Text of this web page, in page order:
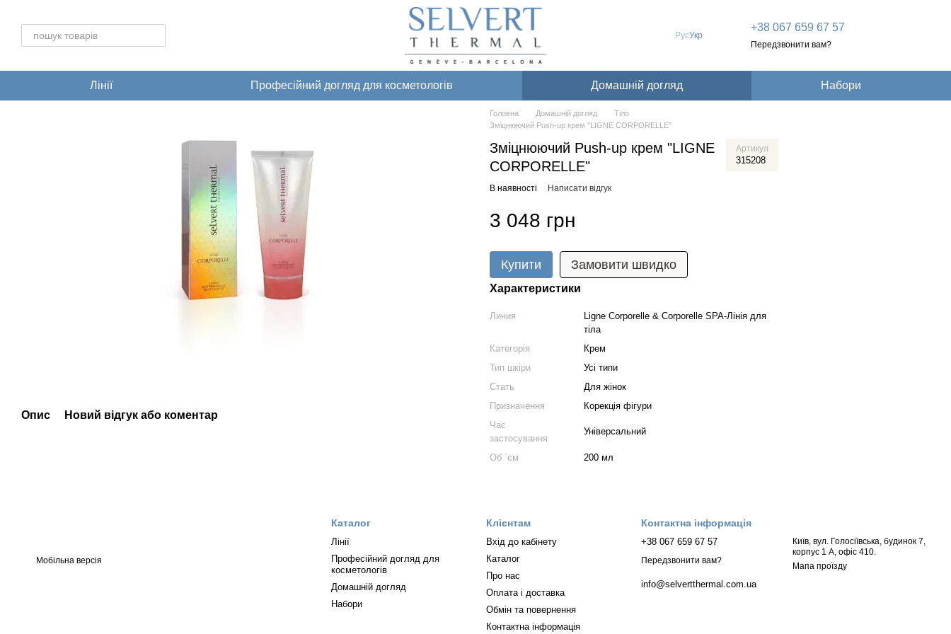
РусУкр
+38 067 659 67 57
Передзвонити вам?
Лінії Професійний догляд для косметологів Домашній догляд Набори
Опис Новий відгук або коментар
Головна Домашній догляд
Тіло
Зміцнюючий Push-up крем "LIGNE CORPORELLE"
Зміцнюючий Push-up крем "LIGNE
CORPORELLE"
Артикул
315208
В наявності Написати відгук
3 048 грн
Купити Замовити швидко
Характеристики
Линия
Ligne Corporelle & Corporelle SPA-Лінія для
тіла
Категорія
Крем
Тип шкіри
Усі типи
Стать
Для жінок
Призначення
Корекція фігури
Час
застосування
Універсальний
Об `єм 200 мл
Мобільна версія
Каталог
Лінії
Професійний догляд для
косметологів
Домашній догляд
Набори
Клієнтам
Вхід до кабінету
Каталог
Про нас
Оплата і доставка
Обмін та повернення
Контактна інформація
Контактна інформація
+38 067 659 67 57
Передзвонити вам?
info@selvertthermal.com.ua
Київ, вул. Голосіївська, будинок 7,
корпус 1 А, офіс 410.
Мапа проїзду